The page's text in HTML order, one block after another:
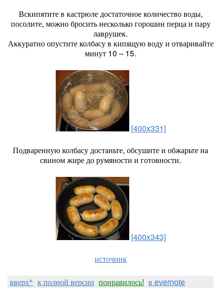
Вскипятите в кастрюле достаточное количество воды,
посолите, можно бросить несколько горошин перца и пару
лаврушек.
Аккуратно опустите колбасу в кипящую воду и отваривайте
минут 10 – 15.
[400x331]
Подваренную колбасу достаньте, обсушите и обжарьте на
свином жире до румяности и готовности.
[400x343]
источник
вверх^ к полной версии понравилось! в evernote